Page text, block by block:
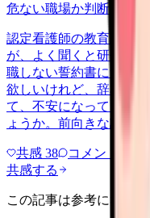
危ない職場か判断してほ
認定看護師の教育課程
が、よく聞くと研修費
職しない誓約書にサイ
欲しいけれど、辞めた
て、不安になっていま
ょうか。前向きな話の
共感 38 コメント
共感する
この記事は参考になりま